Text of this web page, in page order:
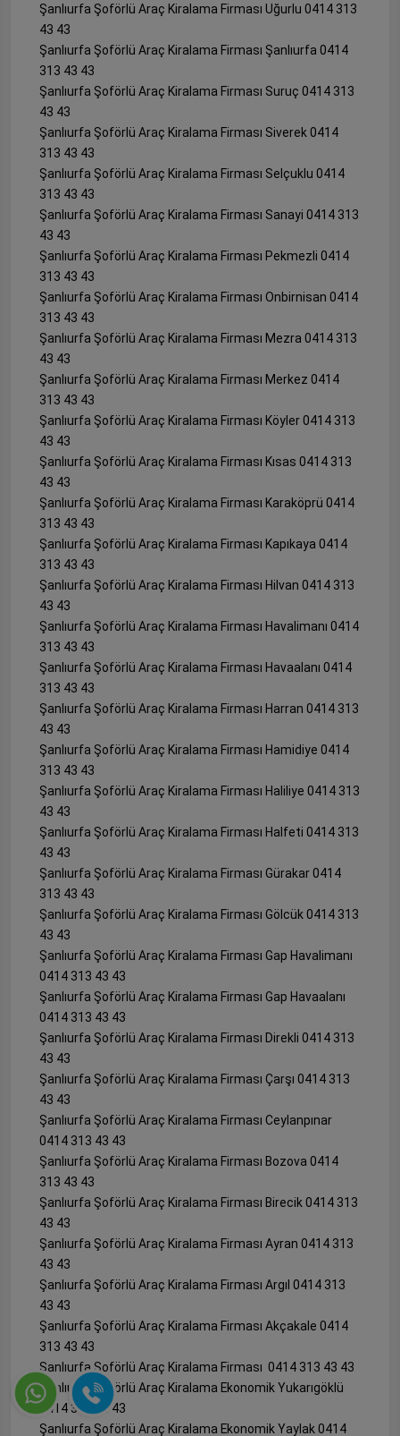
Şanlıurfa Şoförlü Araç Kiralama Firması Uğurlu 0414 313
43 43
Şanlıurfa Şoförlü Araç Kiralama Firması Şanlıurfa 0414
313 43 43
Şanlıurfa Şoförlü Araç Kiralama Firması Suruç 0414 313
43 43
Şanlıurfa Şoförlü Araç Kiralama Firması Siverek 0414
313 43 43
Şanlıurfa Şoförlü Araç Kiralama Firması Selçuklu 0414
313 43 43
Şanlıurfa Şoförlü Araç Kiralama Firması Sanayi 0414 313
43 43
Şanlıurfa Şoförlü Araç Kiralama Firması Pekmezli 0414
313 43 43
Şanlıurfa Şoförlü Araç Kiralama Firması Onbirnisan 0414
313 43 43
Şanlıurfa Şoförlü Araç Kiralama Firması Mezra 0414 313
43 43
Şanlıurfa Şoförlü Araç Kiralama Firması Merkez 0414
313 43 43
Şanlıurfa Şoförlü Araç Kiralama Firması Köyler 0414 313
43 43
Şanlıurfa Şoförlü Araç Kiralama Firması Kısas 0414 313
43 43
Şanlıurfa Şoförlü Araç Kiralama Firması Karaköprü 0414
313 43 43
Şanlıurfa Şoförlü Araç Kiralama Firması Kapıkaya 0414
313 43 43
Şanlıurfa Şoförlü Araç Kiralama Firması Hilvan 0414 313
43 43
Şanlıurfa Şoförlü Araç Kiralama Firması Havalimanı 0414
313 43 43
Şanlıurfa Şoförlü Araç Kiralama Firması Havaalanı 0414
313 43 43
Şanlıurfa Şoförlü Araç Kiralama Firması Harran 0414 313
43 43
Şanlıurfa Şoförlü Araç Kiralama Firması Hamidiye 0414
313 43 43
Şanlıurfa Şoförlü Araç Kiralama Firması Haliliye 0414 313
43 43
Şanlıurfa Şoförlü Araç Kiralama Firması Halfeti 0414 313
43 43
Şanlıurfa Şoförlü Araç Kiralama Firması Gürakar 0414
313 43 43
Şanlıurfa Şoförlü Araç Kiralama Firması Gölcük 0414 313
43 43
Şanlıurfa Şoförlü Araç Kiralama Firması Gap Havalimanı
0414 313 43 43
Şanlıurfa Şoförlü Araç Kiralama Firması Gap Havaalanı
0414 313 43 43
Şanlıurfa Şoförlü Araç Kiralama Firması Direkli 0414 313
43 43
Şanlıurfa Şoförlü Araç Kiralama Firması Çarşı 0414 313
43 43
Şanlıurfa Şoförlü Araç Kiralama Firması Ceylanpınar
0414 313 43 43
Şanlıurfa Şoförlü Araç Kiralama Firması Bozova 0414
313 43 43
Şanlıurfa Şoförlü Araç Kiralama Firması Birecik 0414 313
43 43
Şanlıurfa Şoförlü Araç Kiralama Firması Ayran 0414 313
43 43
Şanlıurfa Şoförlü Araç Kiralama Firması Argıl 0414 313
43 43
Şanlıurfa Şoförlü Araç Kiralama Firması Akçakale 0414
313 43 43
Şanlıurfa Şoförlü Araç Kiralama Firması 0414 313 43 43
Şanlıurfa Şoförlü Araç Kiralama Ekonomik Yukarıgöklü
0414 313 43 43
Şanlıurfa Şoförlü Araç Kiralama Ekonomik Yaylak 0414